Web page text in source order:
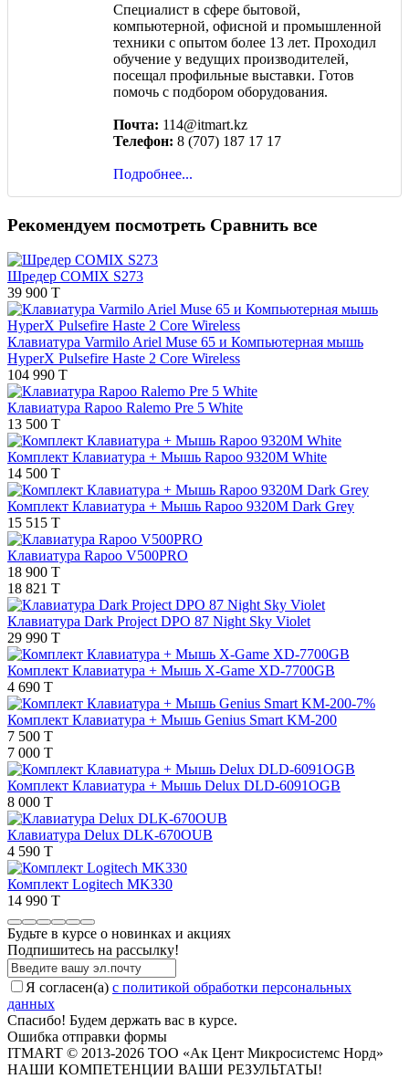
Специалист в сфере бытовой,
компьютерной, офисной и промышленной
техники с опытом более 13 лет. Проходил
обучение у ведущих производителей,
посещал профильные выставки. Готов
помочь с подбором оборудования.
Почта: 114@itmart.kz
Телефон: 8 (707) 187 17 17
Подробнее...
Рекомендуем посмотреть Сравнить все
Шредер COMIX S273
39 900 T
Клавиатура Varmilo Ariel Muse 65 и Компьютерная мышь
HyperX Pulsefire Haste 2 Core Wireless
104 990 T
Клавиатура Rapoo Ralemo Pre 5 White
13 500 T
Комплект Клавиатура + Мышь Rapoo 9320M White
14 500 T
Комплект Клавиатура + Мышь Rapoo 9320M Dark Grey
15 515 T
Клавиатура Rapoo V500PRO
18 900 T
18 821 T
Клавиатура Dark Project DPO 87 Night Sky Violet
29 990 T
Комплект Клавиатура + Мышь X-Game XD-7700GB
4 690 T
-7%
Комплект Клавиатура + Мышь Genius Smart KM-200
7 500 T
7 000 T
Комплект Клавиатура + Мышь Delux DLD-6091OGB
8 000 T
Клавиатура Delux DLK-670OUB
4 590 T
Комплект Logitech MK330
14 990 T
Будьте в курсе о новинках и акциях
Подпишитесь на рассылкy!
Я согласен(a) с политикой обработки персональных
данных
Спасибо! Будем держать вас в курсе.
Ошибка отправки формы
ITMART © 2013-2026 ТОО «Ак Цент Микросистемс Норд»
НАШИ КОМПЕТЕНЦИИ ВАШИ РЕЗУЛЬТАТЫ!